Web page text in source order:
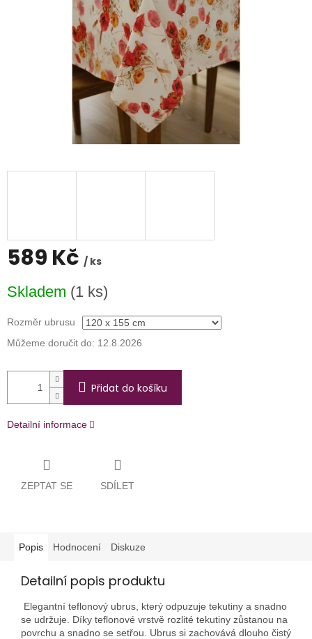
589 Kč / ks
cena:
Skladem (1 ks)
Rozměr ubrusu
Můžeme doručit do: 12.8.2026
Přidat do košíku
Detailní informace
ZEPTAT SE SDÍLET
Popis Hodnocení Diskuze
Detailní popis produktu
Elegantní teflonový ubrus, který odpuzuje tekutiny a snadno
se udržuje. Díky teflonové vrstvě rozlité tekutiny zůstanou na
povrchu a snadno se setřou. Ubrus si zachovává dlouho čistý